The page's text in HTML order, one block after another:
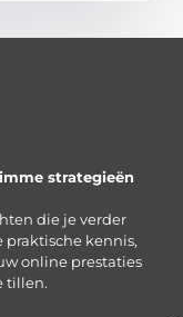
strategieën
die je verder
kennis,
online prestaties
tillen.